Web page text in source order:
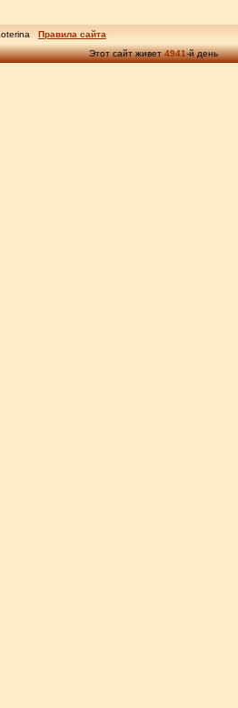
Правила сайта
Этот сайт живет4941-й день